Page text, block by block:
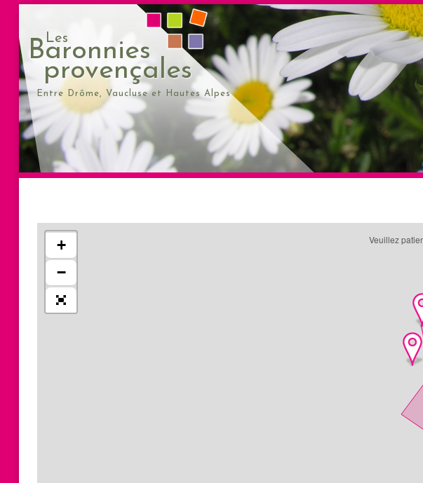
Les
Baronnies
provençales
Entre Drôme, Vaucluse et Hautes Alpes
Veuillez
+
−